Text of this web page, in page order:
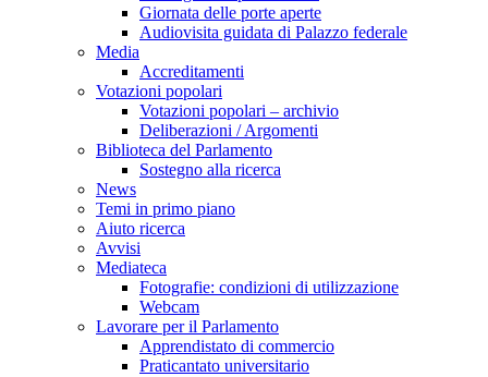
Giornata delle porte aperte
Audiovisita guidata di Palazzo federale
Media
Accreditamenti
Votazioni popolari
Votazioni popolari – archivio
Deliberazioni / Argomenti
Biblioteca del Parlamento
Sostegno alla ricerca
News
Temi in primo piano
Aiuto ricerca
Avvisi
Mediateca
Fotografie: condizioni di utilizzazione
Webcam
Lavorare per il Parlamento
Apprendistato di commercio
Praticantato universitario